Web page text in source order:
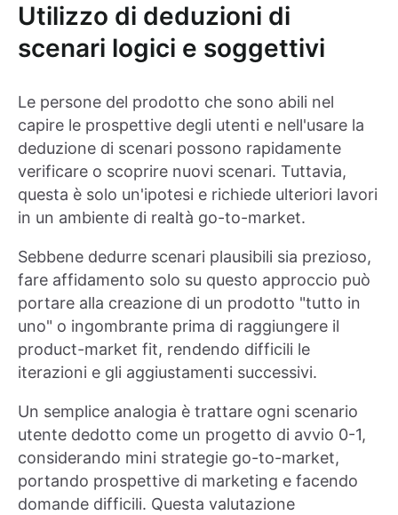
Utilizzo di deduzioni di
scenari logici e soggettivi
Le persone del prodotto che sono abili nel
capire le prospettive degli utenti e nell'usare la
deduzione di scenari possono rapidamente
verificare o scoprire nuovi scenari. Tuttavia,
questa è solo un'ipotesi e richiede ulteriori lavori
in un ambiente di realtà go-to-market.
Sebbene dedurre scenari plausibili sia prezioso,
fare affidamento solo su questo approccio può
portare alla creazione di un prodotto "tutto in
uno" o ingombrante prima di raggiungere il
product-market fit, rendendo difficili le
iterazioni e gli aggiustamenti successivi.
Un semplice analogia è trattare ogni scenario
utente dedotto come un progetto di avvio 0-1,
considerando mini strategie go-to-market,
portando prospettive di marketing e facendo
domande difficili. Questa valutazione